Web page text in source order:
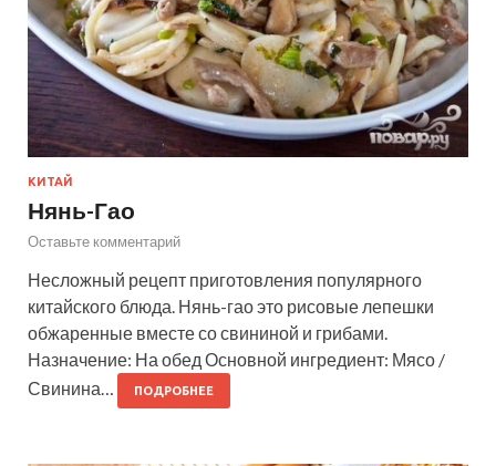
КИТАЙ
Нянь-Гао
Оставьте комментарий
Несложный рецепт приготовления популярного
китайского блюда. Нянь-гао это рисовые лепешки
обжаренные вместе со свининой и грибами.
Назначение: На обед Основной ингредиент: Мясо /
Свинина…
ПОДРОБНЕЕ